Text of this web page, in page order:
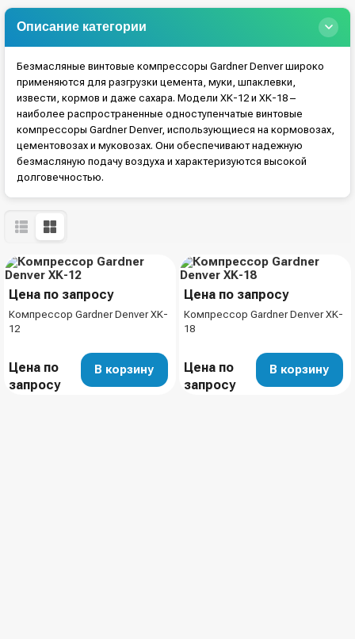
Описание категории
Безмасляные винтовые компрессоры Gardner Denver широко
применяются для разгрузки цемента, муки, шпаклевки,
извести, кормов и даже сахара. Модели XK-12 и XK-18 –
наиболее распространенные одноступенчатые винтовые
компрессоры Gardner Denver, использующиеся на кормовозах,
цементовозах и муковозах. Они обеспечивают надежную
безмасляную подачу воздуха и характеризуются высокой
долговечностью.
Цена по запросу
Компрессор Gardner Denver XK-
12
Цена по
запросу
В корзину
Цена по запросу
Компрессор Gardner Denver XK-
18
Цена по
запросу
В корзину